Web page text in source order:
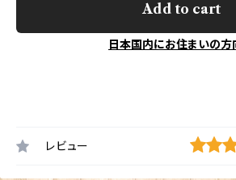
Add to cart
日本国内にお住まいの方
レビュー